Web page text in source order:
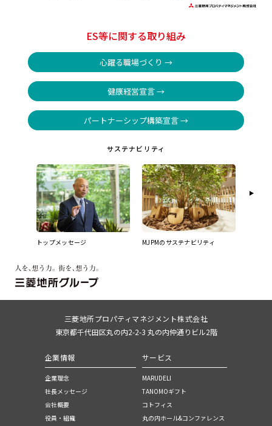
ES等に関する取り組み
心躍る職場づくり →
健康経営宣言 →
パートナーシップ構築宣言 →
サステナビリティ
トップメッセージ MJPMのサステナビリティ
三菱地所プロパティマネジメント株式会社
東京都千代田区丸の内2-2-3 丸の内仲通りビル2階
企業情報
企業理念
社長メッセージ
会社概要
役員・組織
サービス
MARUDELI
TANOMOギフト
コトフィス
丸の内ホール&コンファレンス